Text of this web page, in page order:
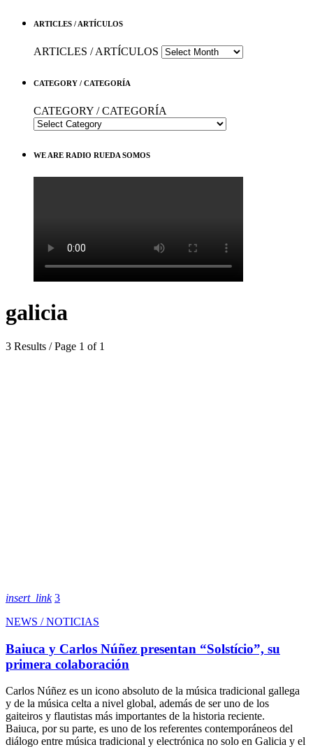
ARTICLES / ARTÍCULOS
ARTICLES / ARTÍCULOS
CATEGORY / CATEGORÍA
CATEGORY / CATEGORÍA
WE ARE RADIO RUEDA SOMOS
galicia
3 Results / Page 1 of 1
insert_link 3
NEWS / NOTICIAS
Baiuca y Carlos Núñez presentan “Solstício”, su
primera colaboración
Carlos Núñez es un icono absoluto de la música tradicional gallega
y de la música celta a nivel global, además de ser uno de los
gaiteiros y flautistas más importantes de la historia reciente.
Baiuca, por su parte, es uno de los referentes contemporáneos del
diálogo entre música tradicional y electrónica no solo en Galicia y el